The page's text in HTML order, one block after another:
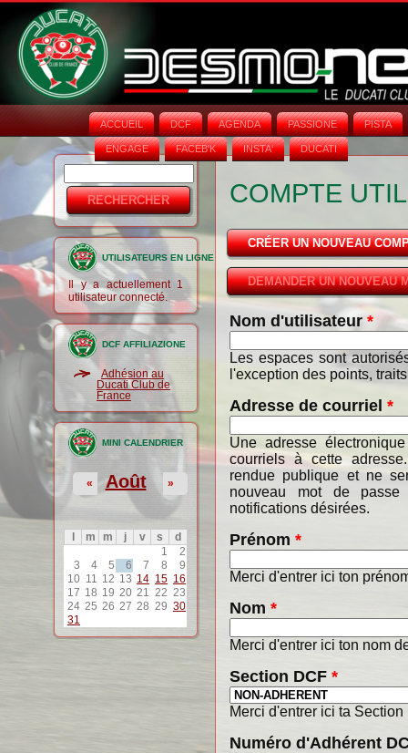
ACCUEIL DCF AGENDA PASSIONE PISTA
ENGAGE FACEB'K INSTA‘ DUCATI
Formulaire
de
recherche
UTILISATEURS EN LIGNE
Il y a actuellement 1
utilisateur connecté.
DCF AFFILIAZIONE
Adhésion au
Ducati Club de
France
MINI CALENDRIER
Août
« »
m m j v s
d
1
2
3
4 5 6 7 8
9
10 11 12 13 14 15 16
17 18 19 20 21 22 23
24 25 26 27 28 29 30
31
COMPTE
CRÉER UN NOUVEAU
DEMANDER UN NOUVEAU
Nom d'utilisateur *
Les espaces sont
l'exception des points,
Adresse de courriel *
Une adresse
courriels à cette
rendue publique et ne
nouveau mot de
notifications désirées.
Prénom *
Merci d'entrer ici ton
Nom *
Merci d'entrer ici ton nom
Section DCF *
Merci d'entrer ici ta
Numéro d'Adhérent